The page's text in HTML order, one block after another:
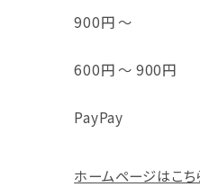
900円 ～
600円 ～ 900円
PayPay
ホームページはこち